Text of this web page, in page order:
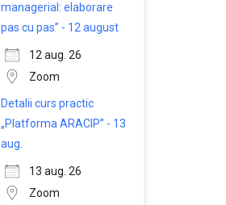
managerial: elaborare
pas cu pas” - 12 august
12 aug. 26
Zoom
Detalii curs practic
„Platforma ARACIP” - 13
aug.
13 aug. 26
Zoom